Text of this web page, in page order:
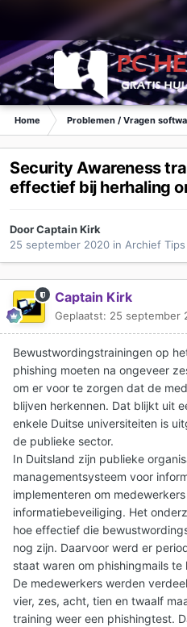
Home Problemen / Vragen
Security Awareness
effectief bij herhaling
DoorCaptain Kirk
25 september 2020 in Archief
Captain Kirk
Geplaatst: 25 september
Bewustwordingstrainingen op
phishing moeten na ongeveer
om er voor te zorgen dat de
blijven herkennen. Dat blijkt uit
enkele Duitse universiteiten is
de publieke sector.
In Duitsland zijn publieke
managementsysteem voor
implementeren om
informatiebeveiliging. Het
hoe effectief die
nog zijn. Daarvoor werd er
staat waren om phishingmails te
De medewerkers werden
vier, zes, acht, tien en twaalf
training weer een phishingtest.